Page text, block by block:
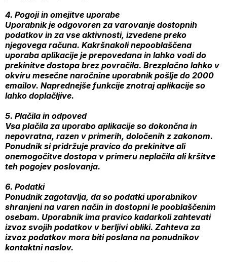
4. Pogoji in omejitve uporabe
Uporabnik je odgovoren za varovanje dostopnih
podatkov in za vse aktivnosti, izvedene preko
njegovega računa. Kakršnakoli nepooblaščena
uporaba aplikacije je prepovedana in lahko vodi do
prekinitve dostopa brez povračila. Brezplačno lahko v
okviru mesečne naročnine uporabnik pošlje do 2000
emailov. Naprednejše funkcije znotraj aplikacije so
lahko doplačljive.
5. Plačila in odpoved
Vsa plačila za uporabo aplikacije so dokončna in
nepovratna, razen v primerih, določenih z zakonom.
Ponudnik si pridržuje pravico do prekinitve ali
onemogočitve dostopa v primeru neplačila ali kršitve
teh pogojev poslovanja.
6. Podatki
Ponudnik zagotavlja, da so podatki uporabnikov
shranjeni na varen način in dostopni le pooblaščenim
osebam. Uporabnik ima pravico kadarkoli zahtevati
izvoz svojih podatkov v berljivi obliki. Zahteva za
izvoz podatkov mora biti poslana na ponudnikov
kontaktni naslov.